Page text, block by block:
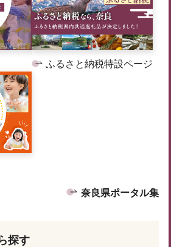
ふるさと納税特設ページ
奈良県ポータル集
探す